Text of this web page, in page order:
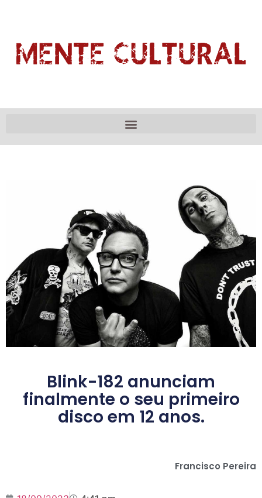
Blink-182 anunciam
finalmente o seu primeiro
disco em 12 anos.
Francisco Pereira